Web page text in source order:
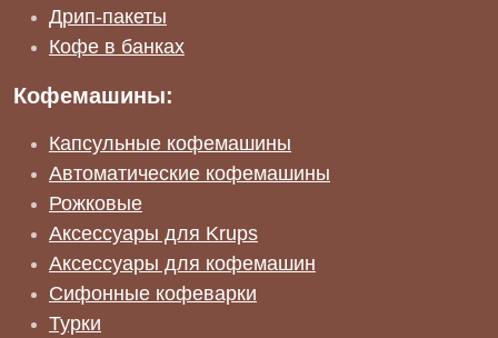
Дрип-пакеты
Кофе в банках
Кофемашины:
Капсульные кофемашины
Автоматические кофемашины
Рожковые
Аксессуары для Krups
Аксессуары для кофемашин
Сифонные кофеварки
Турки